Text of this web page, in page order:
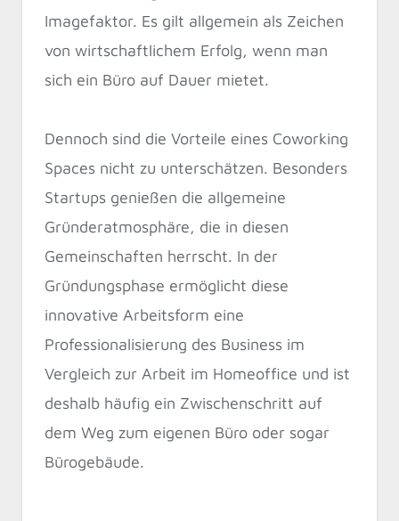
Imagefaktor. Es gilt allgemein als Zeichen
von wirtschaftlichem Erfolg, wenn man
sich ein Büro auf Dauer mietet.
Dennoch sind die Vorteile eines Coworking
Spaces nicht zu unterschätzen. Besonders
Startups genießen die allgemeine
Gründeratmosphäre, die in diesen
Gemeinschaften herrscht. In der
Gründungsphase ermöglicht diese
innovative Arbeitsform eine
Professionalisierung des Business im
Vergleich zur Arbeit im Homeoffice und ist
deshalb häufig ein Zwischenschritt auf
dem Weg zum eigenen Büro oder sogar
Bürogebäude.